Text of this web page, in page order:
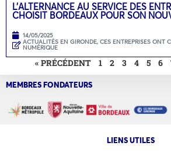
L’ALTERNANCE AU SERVICE DES
CHOISIT BORDEAUX POUR SON
14/05/2025
ACTUALITÉS EN GIRONDE, CES ENTREPRISES ONT
NUMÉRIQUE
« PRÉCÉDENT 1 2 3 4 5 6
MEMBRES FONDATEURS
LIENS UTILES